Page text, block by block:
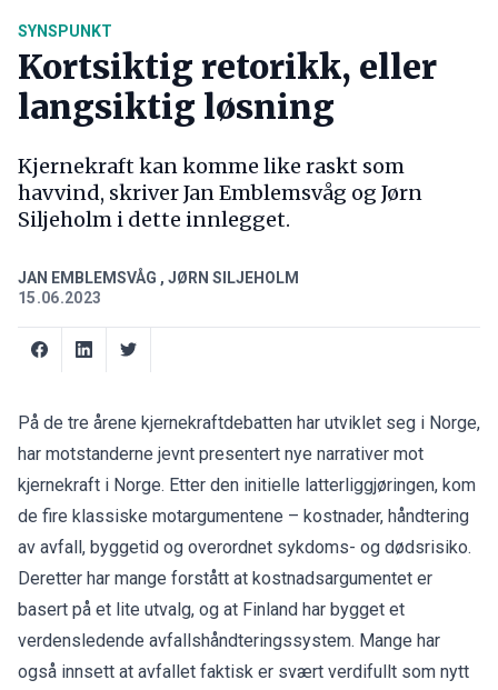
SYNSPUNKT
Kortsiktig retorikk, eller
langsiktig løsning
Kjernekraft kan komme like raskt som
havvind, skriver Jan Emblemsvåg og Jørn
Siljeholm i dette innlegget.
JAN EMBLEMSVÅG , JØRN SILJEHOLM
15.06.2023
På de tre årene kjernekraftdebatten har utviklet seg i Norge,
har motstanderne jevnt presentert nye narrativer mot
kjernekraft i Norge. Etter den initielle latterliggjøringen, kom
de fire klassiske motargumentene – kostnader, håndtering
av avfall, byggetid og overordnet sykdoms- og dødsrisiko.
Deretter har mange forstått at kostnadsargumentet er
basert på et lite utvalg, og at Finland har bygget et
verdensledende avfallshåndteringssystem. Mange har
også innsett at avfallet faktisk er svært verdifullt som nytt